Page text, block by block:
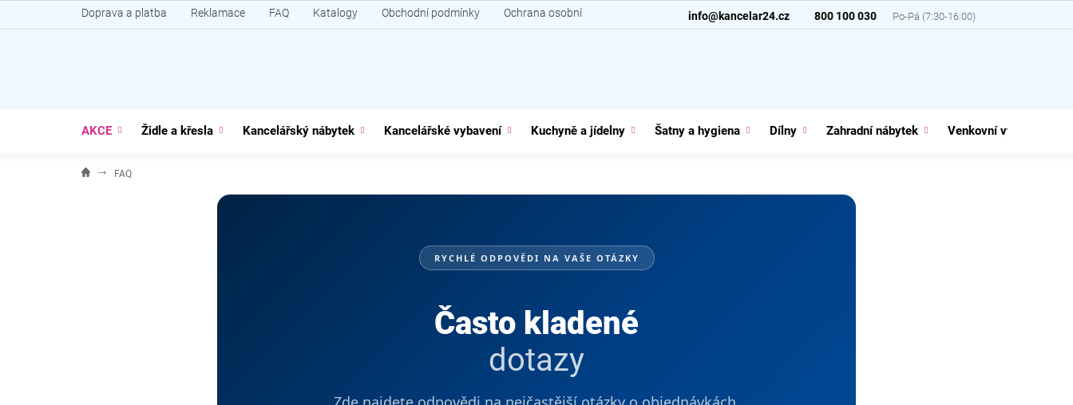
na
800 100 030
info@kancelar24.cz
Doprava a platba Reklamace FAQ Katalogy Obchodní podmínky Ochrana osobních údajů
AKCE Židle a křesla Kancelářský nábytek Kancelářské vybavení Kuchyně a jídelny Šatny a hygiena Dílny Zahradní nábytek Venkovní vybavení
FAQ
RYCHLÉ ODPOVĚDI NA VAŠE OTÁZKY
Často kladené
dotazy